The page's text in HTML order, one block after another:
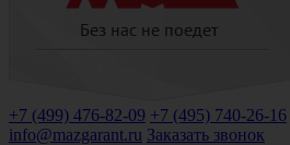
+7 (499) 476-82-09 +7 (495) 740-26-16
info@mazgarant.ru Заказать звонок